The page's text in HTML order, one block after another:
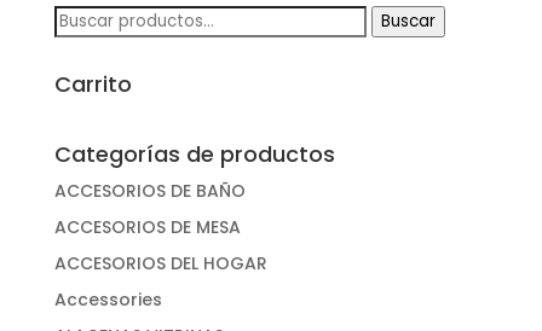
Buscar
por:
Buscar
Carrito
Categorías de productos
ACCESORIOS DE BAÑO
ACCESORIOS DE MESA
ACCESORIOS DEL HOGAR
Accessories